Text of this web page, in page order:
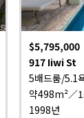
$5,795,000
917 Iiwi St
5배드룸/5.1
약498m²／
1998년